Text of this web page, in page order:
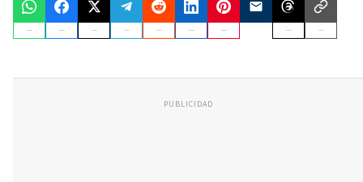
PUBLICIDAD